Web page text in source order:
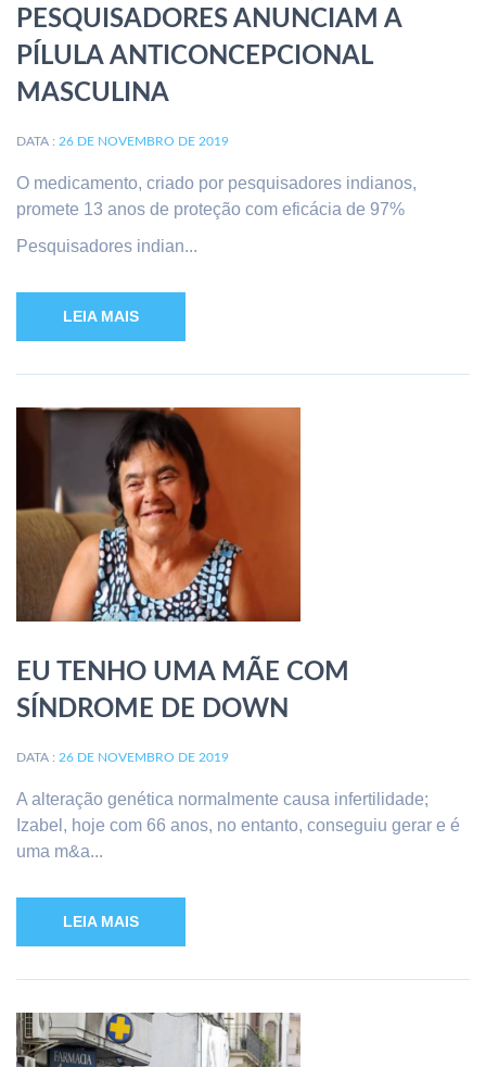
PESQUISADORES ANUNCIAM A
PÍLULA ANTICONCEPCIONAL
MASCULINA
DATA : 26 DE NOVEMBRO DE 2019
O medicamento, criado por pesquisadores indianos,
promete 13 anos de proteção com eficácia de 97%
Pesquisadores indian...
LEIA MAIS
EU TENHO UMA MÃE COM
SÍNDROME DE DOWN
DATA : 26 DE NOVEMBRO DE 2019
A alteração genética normalmente causa infertilidade;
Izabel, hoje com 66 anos, no entanto, conseguiu gerar e é
uma m&a...
LEIA MAIS